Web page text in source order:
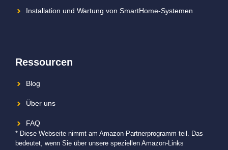
Installation und Wartung von SmartHome-Systemen
Ressourcen
Blog
Über uns
FAQ
* Diese Webseite nimmt am Amazon-Partnerprogramm teil. Das
bedeutet, wenn Sie über unsere speziellen Amazon-Links